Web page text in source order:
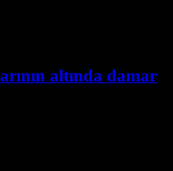
altında damar